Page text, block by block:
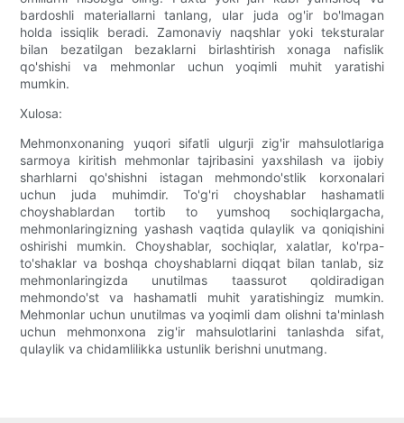
bardoshli materiallarni tanlang, ular juda og'ir bo'lmagan
holda issiqlik beradi. Zamonaviy naqshlar yoki teksturalar
bilan bezatilgan bezaklarni birlashtirish xonaga nafislik
qo'shishi va mehmonlar uchun yoqimli muhit yaratishi
mumkin.
Xulosa:
Mehmonxonaning yuqori sifatli ulgurji zig'ir mahsulotlariga
sarmoya kiritish mehmonlar tajribasini yaxshilash va ijobiy
sharhlarni qo'shishni istagan mehmondo'stlik korxonalari
uchun juda muhimdir. To'g'ri choyshablar hashamatli
choyshablardan tortib to yumshoq sochiqlargacha,
mehmonlaringizning yashash vaqtida qulaylik va qoniqishini
oshirishi mumkin. Choyshablar, sochiqlar, xalatlar, ko'rpa-
to'shaklar va boshqa choyshablarni diqqat bilan tanlab, siz
mehmonlaringizda unutilmas taassurot qoldiradigan
mehmondo'st va hashamatli muhit yaratishingiz mumkin.
Mehmonlar uchun unutilmas va yoqimli dam olishni ta'minlash
uchun mehmonxona zig'ir mahsulotlarini tanlashda sifat,
qulaylik va chidamlilikka ustunlik berishni unutmang.